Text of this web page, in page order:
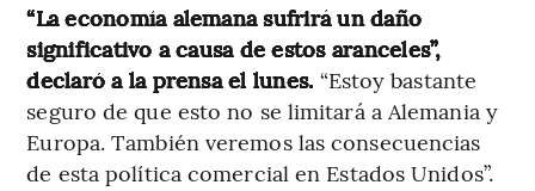
“La economía alemana sufrirá un daño
significativo a causa de estos aranceles”,
declaró a la prensa el lunes. “Estoy bastante
seguro de que esto no se limitará a Alemania y
Europa. También veremos las consecuencias
de esta política comercial en Estados Unidos”.